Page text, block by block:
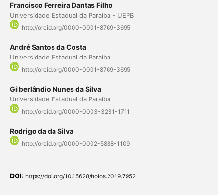
Francisco Ferreira Dantas Filho
Universidade Estadual da Paraíba - UEPB
http://orcid.org/0000-0001-8769-3695
André Santos da Costa
Universidade Estadual da Paraíba
http://orcid.org/0000-0001-8769-3695
Gilberlândio Nunes da Silva
Universidade Estadual da Paraíba
http://orcid.org/0000-0003-3231-1711
Rodrigo da da Silva
http://orcid.org/0000-0002-5888-1109
DOI: https://doi.org/10.15628/holos.2019.7952